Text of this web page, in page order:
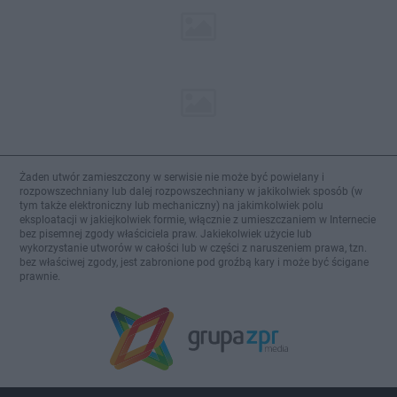
Żaden utwór zamieszczony w serwisie nie może być powielany i
rozpowszechniany lub dalej rozpowszechniany w jakikolwiek sposób (w
tym także elektroniczny lub mechaniczny) na jakimkolwiek polu
eksploatacji w jakiejkolwiek formie, włącznie z umieszczaniem w Internecie
bez pisemnej zgody właściciela praw. Jakiekolwiek użycie lub
wykorzystanie utworów w całości lub w części z naruszeniem prawa, tzn.
bez właściwej zgody, jest zabronione pod groźbą kary i może być ścigane
prawnie.